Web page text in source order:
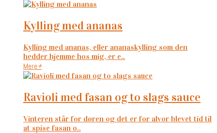
kylling med ananas
Kylling med ananas, eller ananaskylling som den
hedder hjemme hos mig, er e..
Mere+
ravioli med fasan og to slags sauce
Vinteren står for døren og det er for alvor blevet tid til
at spise fasan o..